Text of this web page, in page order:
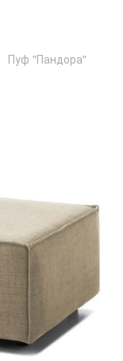
Пуф "Пандора"